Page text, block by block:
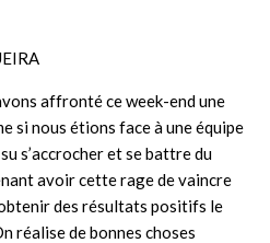
affronté ce week-end une
si nous étions face à une équipe
s’accrocher et se battre du
avoir cette rage de vaincre
des résultats positifs le
réalise de bonnes choses